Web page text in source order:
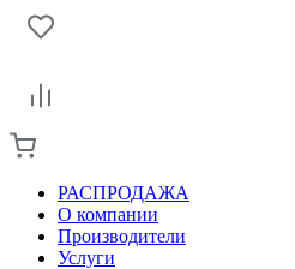
РАСПРОДАЖА
О компании
Производители
Услуги